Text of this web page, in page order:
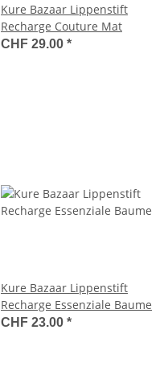
Kure Bazaar Lippenstift
Recharge Couture Mat
CHF 29.00 *
Kure Bazaar Lippenstift
Recharge Essenziale Baume
CHF 23.00 *